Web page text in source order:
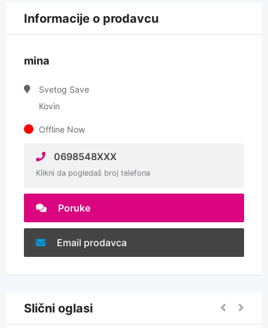
Informacije o prodavcu
mina
Svetog Save
Kovin
Offline Now
0698548XXX
Klikni da pogledaš broj telefona
Poruke
Email prodavca
Slični oglasi